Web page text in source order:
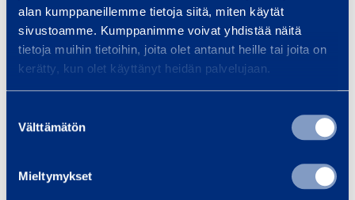
alan kumppaneillemme tietoja siitä, miten käytät
sivustoamme. Kumppanimme voivat yhdistää näitä
tietoja muihin tietoihin, joita olet antanut heille tai joita on
kerätty, kun olet käyttänyt heidän palvelujaan.
valinta
Välttämätön
Mieltymykset
Total price:
33960,
00
R
(COMPANY NAME) on